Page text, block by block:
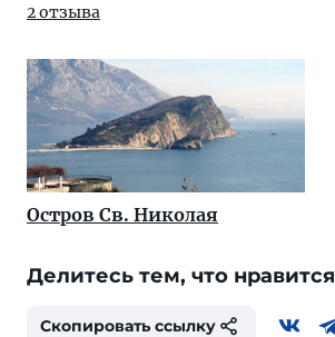
2 отзыва
Остров Св. Николая
Делитесь тем, что нравится
Скопировать ссылку